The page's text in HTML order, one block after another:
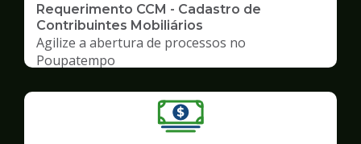
Requerimento CCM - Cadastro de
Contribuintes Mobiliários
Agilize a abertura de processos no
Poupatempo